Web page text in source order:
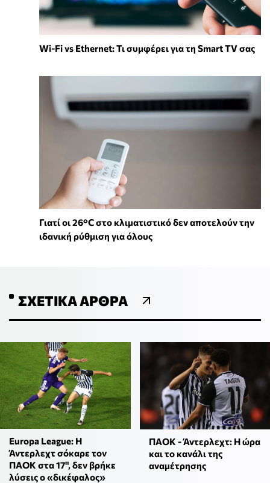
Wi-Fi vs Ethernet: Τι συμφέρει για τη Smart TV σας
Γιατί οι 26°C στο κλιματιστικό δεν αποτελούν την
ιδανική ρύθμιση για όλους
ΣΧΕΤΙΚΆ ΆΡΘΡΑ
Europa League: Η
Άντερλεχτ σόκαρε τον
ΠΑΟΚ στα 17", δεν βρήκε
λύσεις ο «δικέφαλος»
ΠΑΟΚ - Άντερλεχτ: Η ώρα
και το κανάλι της
αναμέτρησης